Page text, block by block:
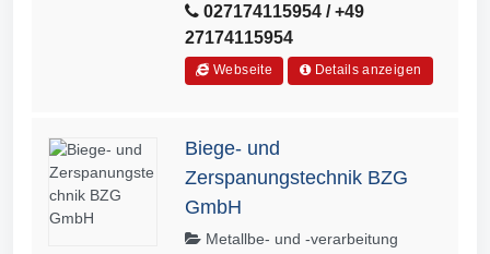
027174115954 / +49
27174115954
Webseite Details anzeigen
Biege- und
Zerspanungstechnik BZG
GmbH
Metallbe- und -verarbeitung